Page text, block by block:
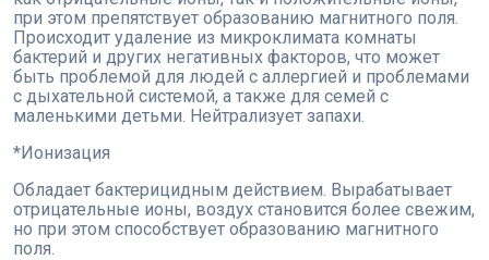
при этом препятствует образованию магнитного поля.
Происходит удаление из микроклимата комнаты
бактерий и других негативных факторов, что может
быть проблемой для людей с аллергией и проблемами
с дыхательной системой, а также для семей с
маленькими детьми. Нейтрализует запахи.
*Ионизация
Обладает бактерицидным действием. Вырабатывает
отрицательные ионы, воздух становится более свежим,
но при этом способствует образованию магнитного
поля.